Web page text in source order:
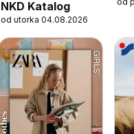
NKD Katalog
od utorka 04.08.2026